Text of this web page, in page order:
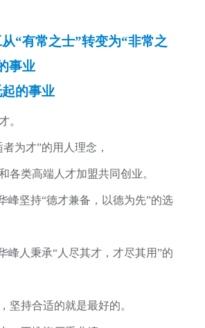
“有常之士”转变为“非常之
事业
的事业
。
为才”的用人理念，
各类高端人才加盟共同创业。
峰坚持“德才兼备，以德为先”的选
峰人秉承“人尽其才，才尽其用”的
坚持合适的就是最好的。